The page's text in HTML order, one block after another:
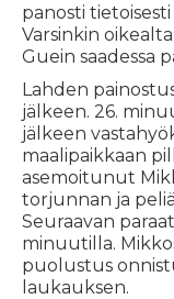
panosti
Varsinkin
Guein saadessa
Lahden
jälkeen. 26.
jälkeen
maalipaikkaan
asemoitunut
torjunnan ja
Seuraavan
minuutilla.
puolustus
laukauksen.